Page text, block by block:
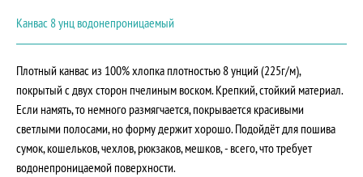
Канвас 8 унц водонепроницаемый
Плотный канвас из 100% хлопка плотностью 8 унций (225г/м),
покрытый с двух сторон пчелиным воском. Крепкий, стойкий материал.
Если намять, то немного размягчается, покрывается красивыми
светлыми полосами, но форму держит хорошо. Подойдёт для пошива
сумок, кошельков, чехлов, рюкзаков, мешков, - всего, что требует
водонепроницаемой поверхности.